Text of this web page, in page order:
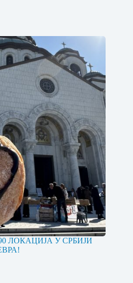
ЛОКАЦИЈА У СРБИЈИ